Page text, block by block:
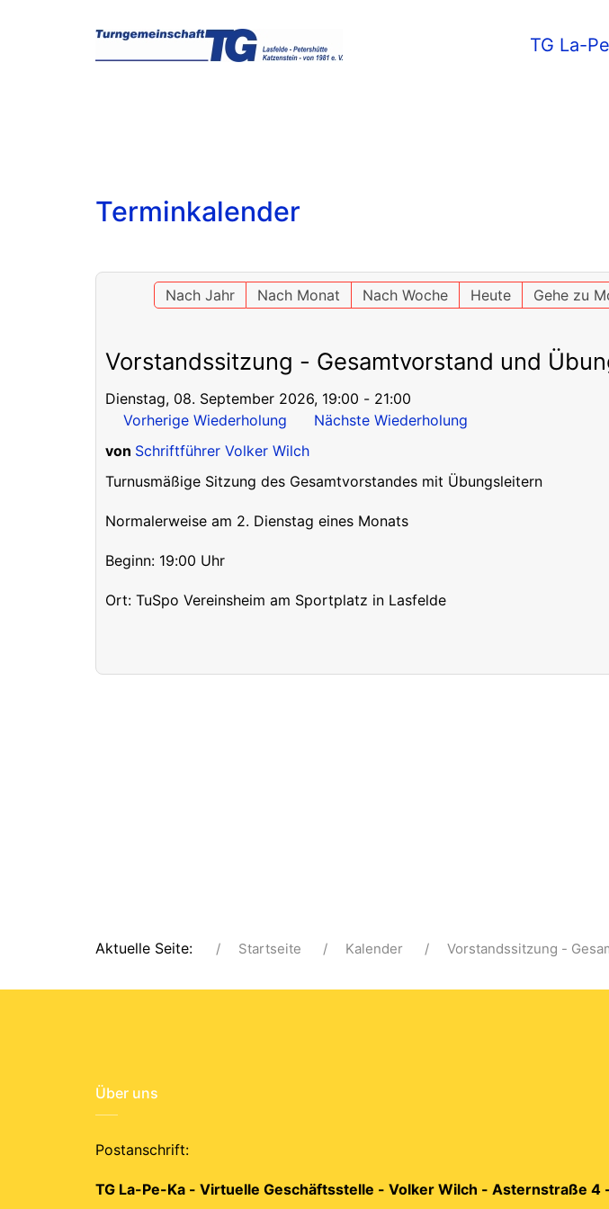
TG La-
Terminkalender
Nach Jahr Nach Monat Nach Woche Heute Gehe zu
Vorstandssitzung - Gesamtvorstand und
Dienstag, 08. September 2026, 19:00 - 21:00
Vorherige Wiederholung
Nächste Wiederholung
von Schriftführer Volker Wilch
Turnusmäßige Sitzung des Gesamtvorstandes mit Übungsleitern
Normalerweise am 2. Dienstag eines Monats
Beginn: 19:00 Uhr
Ort: TuSpo Vereinsheim am Sportplatz in Lasfelde
Aktuelle Seite: Startseite Kalender Vorstandssitzung -
Über uns
Postanschrift:
TG La-Pe-Ka - Virtuelle Geschäftsstelle - Volker Wilch - Asternstraße 4